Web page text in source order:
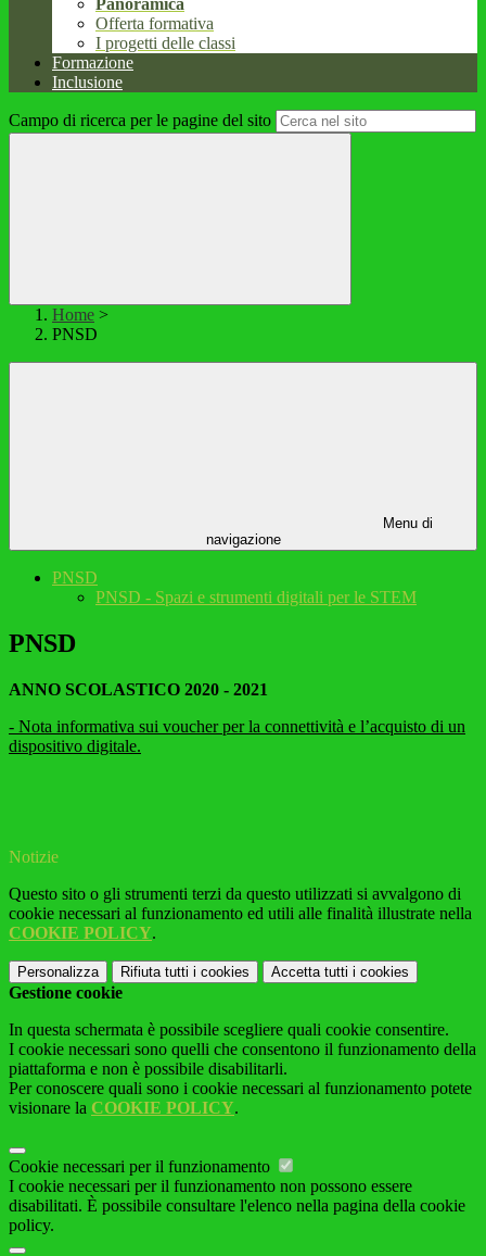
Panoramica
Offerta formativa
I progetti delle classi
Formazione
Inclusione
Campo di ricerca per le pagine del sito
Home >
PNSD
Menu di
navigazione
PNSD
PNSD - Spazi e strumenti digitali per le STEM
PNSD
ANNO SCOLASTICO 2020 - 2021
- Nota informativa sui voucher per la connettività e l’acquisto di un
dispositivo digitale.
Notizie
Questo sito o gli strumenti terzi da questo utilizzati si avvalgono di
cookie necessari al funzionamento ed utili alle finalità illustrate nella
COOKIE POLICY.
Personalizza Rifiuta tutti i cookies Accetta tutti i cookies
Gestione cookie
In questa schermata è possibile scegliere quali cookie consentire.
I cookie necessari sono quelli che consentono il funzionamento della
piattaforma e non è possibile disabilitarli.
Per conoscere quali sono i cookie necessari al funzionamento potete
visionare la COOKIE POLICY.
Cookie necessari per il funzionamento
I cookie necessari per il funzionamento non possono essere
disabilitati. È possibile consultare l'elenco nella pagina della cookie
policy.